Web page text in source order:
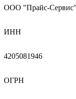
ООО "Прайс-Сервис"
ИНН
4205081946
ОГРН